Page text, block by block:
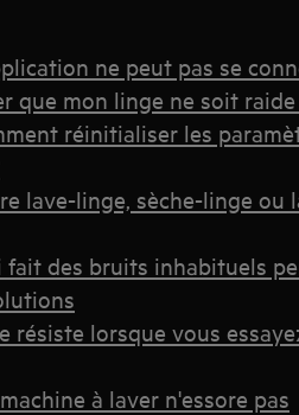
ne peut pas se
que mon linge ne soit
réinitialiser les
lave-linge, sèche-linge ou
fait des bruits inhabituels
résiste lorsque vous
à laver n'essore pas